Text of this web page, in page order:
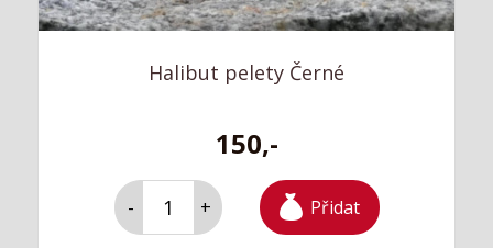
Halibut pelety Černé
150,-
- + Přidat